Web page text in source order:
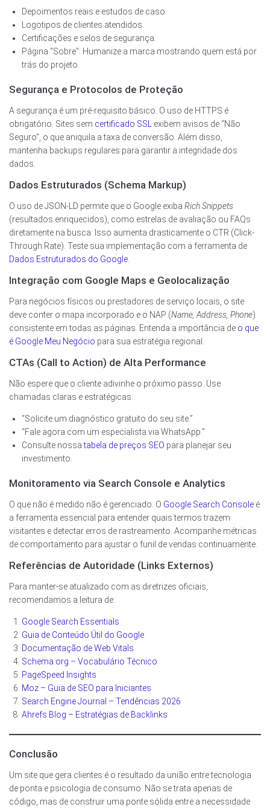
Depoimentos reais e estudos de caso.
Logotipos de clientes atendidos.
Certificações e selos de segurança.
Página “Sobre”: Humanize a marca mostrando quem está por
trás do projeto.
Segurança e Protocolos de Proteção
A segurança é um pré-requisito básico. O uso de HTTPS é
obrigatório. Sites sem certificado SSL
exibem avisos de “Não
Seguro”, o que aniquila a taxa de conversão. Além disso,
mantenha backups regulares para garantir a integridade dos
dados.
Dados Estruturados (Schema Markup)
O uso de JSON-LD permite que o Google exiba Rich Snippets
(resultados enriquecidos), como estrelas de avaliação ou FAQs
diretamente na busca. Isso aumenta drasticamente o CTR (Click-
Through Rate). Teste sua implementação com a ferramenta de
Dados Estruturados do Google
Integração com Google Maps e Geolocalização
Para negócios físicos ou prestadores de serviço locais, o site
deve conter o mapa incorporado e o NAP (Name, Address, Phone)
consistente em todas as páginas. Entenda a importância de o que
é Google Meu Negócio para sua estratégia regional.
CTAs (Call to Action) de Alta Performance
Não espere que o cliente adivinhe o próximo passo. Use
chamadas claras e estratégicas:
“Solicite um diagnóstico gratuito do seu site.”
“Fale agora com um especialista via WhatsApp.”
Consulte nossatabela de preços SEO para planejar seu
investimento.
Monitoramento via Search Console e Analytics
O que não é medido não é gerenciado. O Google Search Console é
a ferramenta essencial para entender quais termos trazem
visitantes e detectar erros de rastreamento. Acompanhe métricas
de comportamento para ajustar o funil de vendas continuamente.
Referências de Autoridade (Links Externos)
Para manter-se atualizado com as diretrizes oficiais,
recomendamos a leitura de:
Google Search Essentials
Guia de Conteúdo Útil do Google
Documentação de Web Vitals
Schema.org – Vocabulário Técnico
PageSpeed Insights
Moz – Guia de SEO para Iniciantes
Search Engine Journal – Tendências 2026
Ahrefs Blog – Estratégias de Backlinks
Conclusão
Um site que gera clientes é o resultado da união entre tecnologia
de ponta e psicologia de consumo. Não se trata apenas de
código, mas de construir uma ponte sólida entre a necessidade